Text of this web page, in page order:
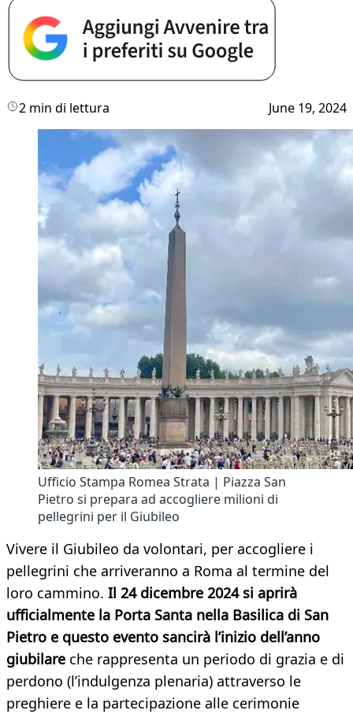
2 min di lettura June 19, 2024
Ufficio Stampa Romea Strata | Piazza San
Pietro si prepara ad accogliere milioni di
pellegrini per il Giubileo
Vivere il Giubileo da volontari, per accogliere i
pellegrini che arriveranno a Roma al termine del
loro cammino. Il 24 dicembre 2024 si aprirà
ufficialmente la Porta Santa nella Basilica di San
Pietro e questo evento sancirà l’inizio dell’anno
giubilare che rappresenta un periodo di grazia e di
perdono (l’indulgenza plenaria) attraverso le
preghiere e la partecipazione alle cerimonie